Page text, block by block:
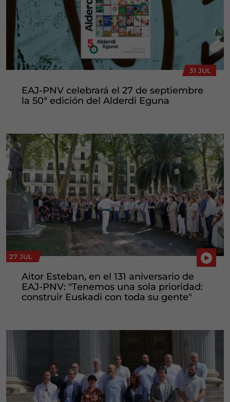
31 JUL
EAJ-PNV celebrará el 27 de septiembre
la 50ª edición del Alderdi Eguna
27 JUL
Aitor Esteban, en el 131 aniversario de
EAJ-PNV: "Tenemos una sola prioridad:
construir Euskadi con toda su gente"